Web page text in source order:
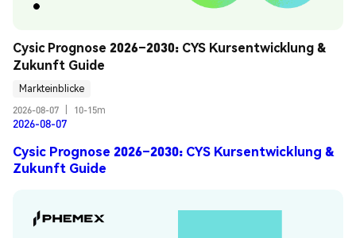
Cysic Prognose 2026–2030: CYS Kursentwicklung &
Zukunft Guide
Markteinblicke
2026-08-07
10-15m
2026-08-07
Cysic Prognose 2026–2030: CYS Kursentwicklung &
Zukunft Guide